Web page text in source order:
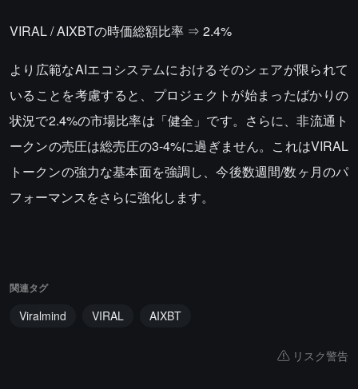
VIRAL / AIXBTの時価総額比率 ⇒ 2.4%
より広範なAIエコシステムにおけるそのシェアが限られて
いることを考慮すると、プロジェクトが始まったばかりの
状況で2.4%の市場比率は「健全」です。さらに、非流通ト
ークンの売圧は総売圧の3-4%に過ぎません。これはVIRAL
トークンの強力な基本面を強調し、今後数週間/数ヶ月のパ
フォーマンスをさらに強化します。
関連タグ
Viralmind VIRAL AIXBT
リスク警告